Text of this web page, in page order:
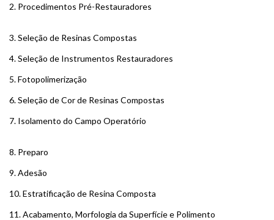
2. Procedimentos Pré-Restauradores
3. Seleção de Resinas Compostas
4. Seleção de Instrumentos Restauradores
5. Fotopolimerização
6. Seleção de Cor de Resinas Compostas
7. Isolamento do Campo Operatório
8. Preparo
9. Adesão
10. Estratificação de Resina Composta
11. Acabamento, Morfologia da Superfície e Polimento